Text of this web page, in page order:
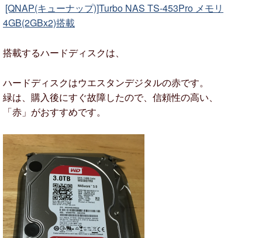
[QNAP(キューナップ)]Turbo NAS TS-453Pro メモリ
4GB(2GBx2)搭載
搭載するハードディスクは、
ハードディスクはウエスタンデジタルの赤です。
緑は、購入後にすぐ故障したので、信頼性の高い、
「赤」がおすすめです。